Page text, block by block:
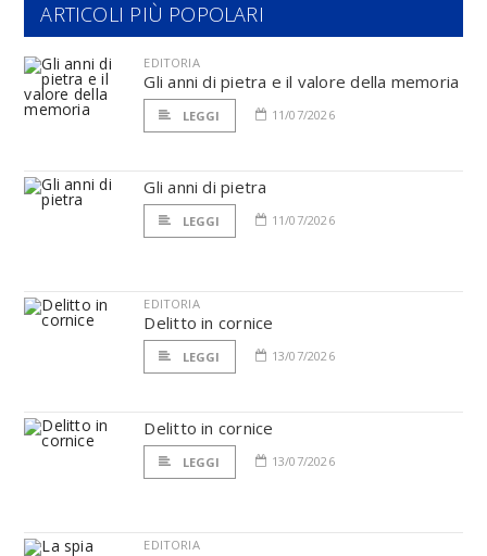
ARTICOLI PIÙ POPOLARI
EDITORIA
Gli anni di pietra e il valore della memoria
LEGGI 11/07/2026
Gli anni di pietra
LEGGI 11/07/2026
EDITORIA
Delitto in cornice
LEGGI 13/07/2026
Delitto in cornice
LEGGI 13/07/2026
EDITORIA